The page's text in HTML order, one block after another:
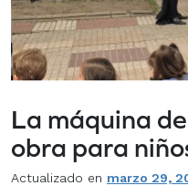
La máquina
obra para
Actualizado en marzo 29,